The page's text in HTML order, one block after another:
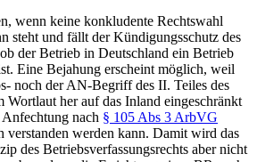
wenn keine konkludente Rechtswahl
steht und fällt der Kündigungsschutz des
der Betrieb in Deutschland ein Betrieb
Eine Bejahung erscheint möglich, weil
noch der AN-Begriff des II. Teiles des
Wortlaut her auf das Inland eingeschränkt
nach § 105 Abs 3 ArbVG
verstanden werden kann. Damit wird das
des Betriebsverfassungsrechts aber nicht